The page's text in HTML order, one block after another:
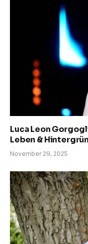
Luca Leon
Leben &
November 29, 2025